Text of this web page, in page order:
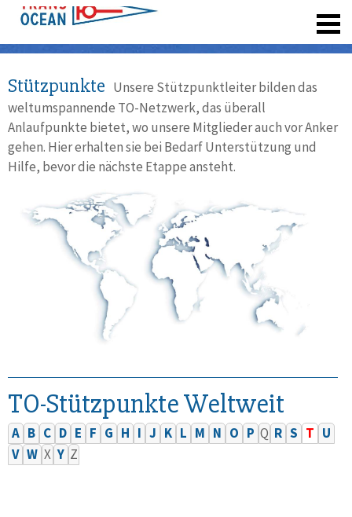
Stützpunkte Unsere Stützpunktleiter bilden das
weltumspannende TO-Netzwerk, das überall
Anlaufpunkte bietet, wo unsere Mitglieder auch vor Anker
gehen. Hier erhalten sie bei Bedarf Unterstützung und
Hilfe, bevor die nächste Etappe ansteht.
TO-Stützpunkte Weltweit
A B C D E F G H I J K L M N O P Q R S T U
V W X Y Z